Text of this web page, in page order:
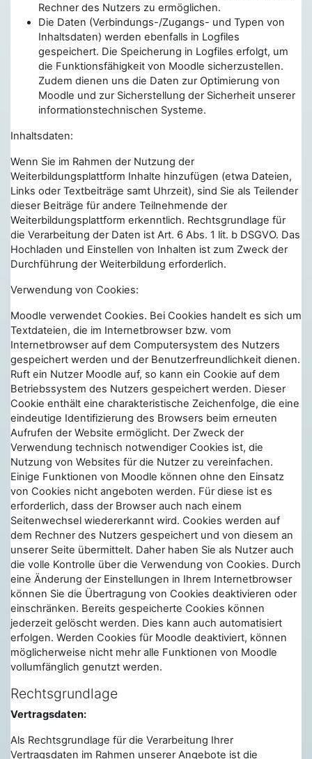
Rechner des Nutzers zu ermöglichen.
Die Daten (Verbindungs-/Zugangs- und Typen von
Inhaltsdaten) werden ebenfalls in Logfiles
gespeichert. Die Speicherung in Logfiles erfolgt, um
die Funktionsfähigkeit von Moodle sicherzustellen.
Zudem dienen uns die Daten zur Optimierung von
Moodle und zur Sicherstellung der Sicherheit unserer
informationstechnischen Systeme.
Inhaltsdaten:
Wenn Sie im Rahmen der Nutzung der
Weiterbildungsplattform Inhalte hinzufügen (etwa Dateien,
Links oder Textbeiträge samt Uhrzeit), sind Sie als Teilender
dieser Beiträge für andere Teilnehmende der
Weiterbildungsplattform erkenntlich. Rechtsgrundlage für
die Verarbeitung der Daten ist Art. 6 Abs. 1 lit. b DSGVO. Das
Hochladen und Einstellen von Inhalten ist zum Zweck der
Durchführung der Weiterbildung erforderlich.
Verwendung von Cookies:
Moodle verwendet Cookies. Bei Cookies handelt es sich um
Textdateien, die im Internetbrowser bzw. vom
Internetbrowser auf dem Computersystem des Nutzers
gespeichert werden und der Benutzerfreundlichkeit dienen.
Ruft ein Nutzer Moodle auf, so kann ein Cookie auf dem
Betriebssystem des Nutzers gespeichert werden. Dieser
Cookie enthält eine charakteristische Zeichenfolge, die eine
eindeutige Identifizierung des Browsers beim erneuten
Aufrufen der Website ermöglicht. Der Zweck der
Verwendung technisch notwendiger Cookies ist, die
Nutzung von Websites für die Nutzer zu vereinfachen.
Einige Funktionen von Moodle können ohne den Einsatz
von Cookies nicht angeboten werden. Für diese ist es
erforderlich, dass der Browser auch nach einem
Seitenwechsel wiedererkannt wird. Cookies werden auf
dem Rechner des Nutzers gespeichert und von diesem an
unserer Seite übermittelt. Daher haben Sie als Nutzer auch
die volle Kontrolle über die Verwendung von Cookies. Durch
eine Änderung der Einstellungen in Ihrem Internetbrowser
können Sie die Übertragung von Cookies deaktivieren oder
einschränken. Bereits gespeicherte Cookies können
jederzeit gelöscht werden. Dies kann auch automatisiert
erfolgen. Werden Cookies für Moodle deaktiviert, können
möglicherweise nicht mehr alle Funktionen von Moodle
vollumfänglich genutzt werden.
Rechtsgrundlage
Vertragsdaten:
Als Rechtsgrundlage für die Verarbeitung Ihrer
Vertragsdaten im Rahmen unserer Angebote ist die